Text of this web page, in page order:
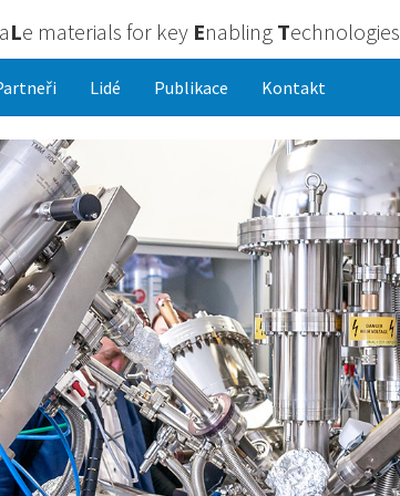
Le materials for key Enabling Technologies
Lidé Publikace Kontakt